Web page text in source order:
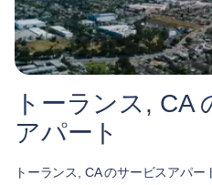
トーランス, CA
アパート
トーランス, CA のサービスアパー